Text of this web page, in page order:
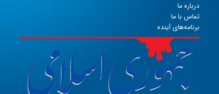
درباره ما
تماس با ما
برنامه‌های آینده